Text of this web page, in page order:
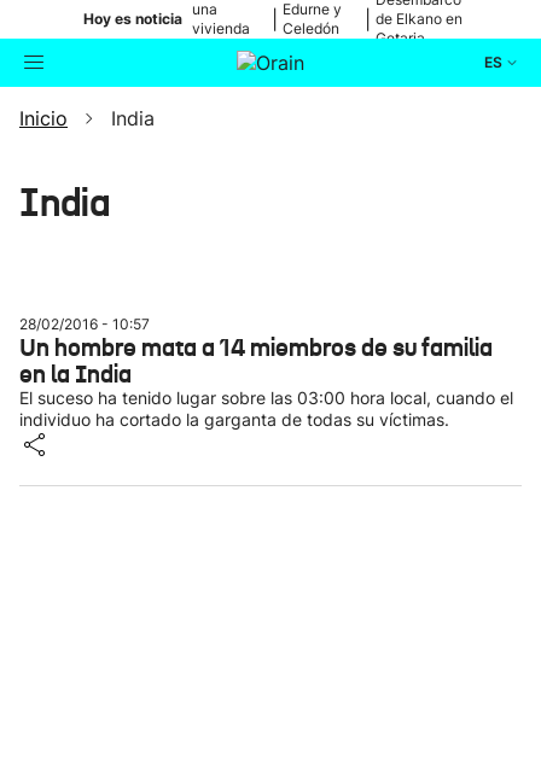
Hoy es noticia
una
vivienda
de Bilbao
Edurne y
Celedón
de Elkano en
Getaria
ES
Buscador
Inicio India
India
28/02/2016 - 10:57
Un hombre mata a 14 miembros de su familia
en la India
El suceso ha tenido lugar sobre las 03:00 hora local, cuando el
individuo ha cortado la garganta de todas su víctimas.